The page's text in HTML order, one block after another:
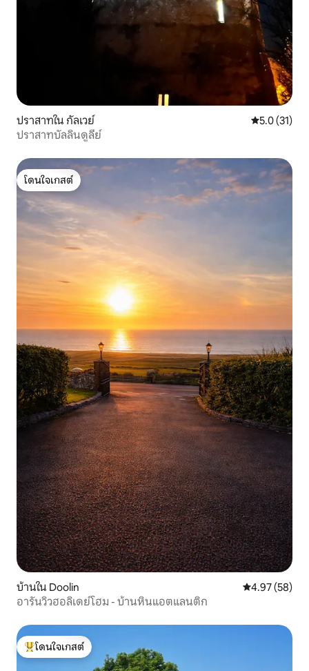
ปราสาทใน กัลเวย์ คะแนนเฉลี่ย
5.0 (31)
ปราสาทบัลลินดูลีย์
โดนใจเกสต์
โดนใจเกสต์
บ้านใน Doolin คะแนนเฉลี่ย
4.97 (58)
อารันวิวฮอลิเดย์โฮม - บ้านหินแอตแลนติก
โดนใจเกสต์ที่สุด
โดนใจเกสต์